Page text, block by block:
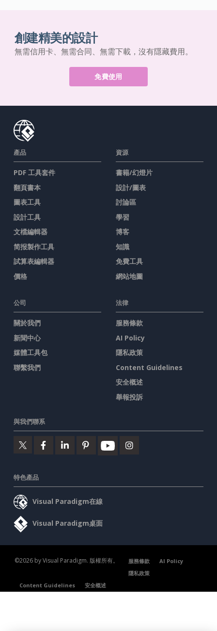
創建精美的設計
無需信用卡、無需合同、無需下載，沒有隱藏費用。
免費使用
產品
PDF 工具套件
翻頁書本
圖表工具
設計工具
文檔編輯器
简报製作工具
試算表編輯器
價格
資源
書籍/幻燈片
設計/圖表
討論區
學習
博客
知識
免費工具
網站地圖
公司
關於我們
新聞中心
媒體工具包
聯繫我們
法律
服務條款
AI Policy
隱私政策
Content Guidelines
安全概述
舉報投訴
與我們聯系
特色產品
Visual Paradigm在線
Visual Paradigm桌面
©2026 by Visual Paradigm. 版權所有。 服務條款
AI Policy
隱私政策
Content Guidelines
安全概述